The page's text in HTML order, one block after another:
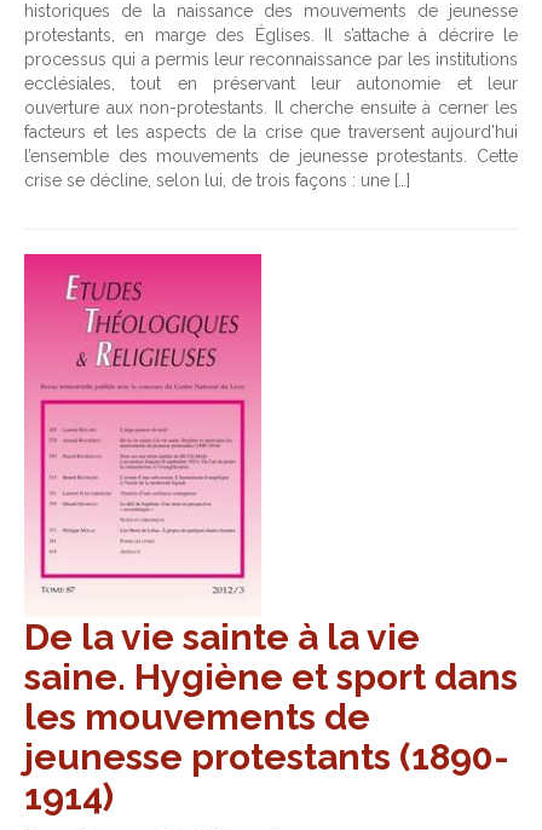
historiques de la naissance des mouvements de jeunesse
protestants, en marge des Églises. Il s’attache à décrire le
processus qui a permis leur reconnaissance par les institutions
ecclésiales, tout en préservant leur autonomie et leur
ouverture aux non-protestants. Il cherche ensuite à cerner les
facteurs et les aspects de la crise que traversent aujourd’hui
l’ensemble des mouvements de jeunesse protestants. Cette
crise se décline, selon lui, de trois façons : une […]
De la vie sainte à la vie
saine. Hygiène et sport dans
les mouvements de
jeunesse protestants (1890-
1914)